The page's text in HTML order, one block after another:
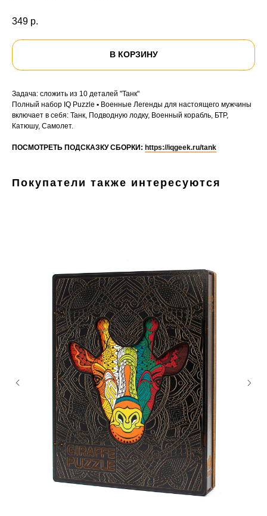
349 р.
В КОРЗИНУ
Задача: сложить из 10 деталей "Танк"
Полный набор IQ Puzzle • Военные Легенды для настоящего мужчины
включает в себя: Танк, Подводную лодку, Военный корабль, БТР,
Катюшу, Самолет.
ПОСМОТРЕТЬ ПОДСКАЗКУ СБОРКИ: https://iqgeek.ru/tank
Покупатели также интересуются